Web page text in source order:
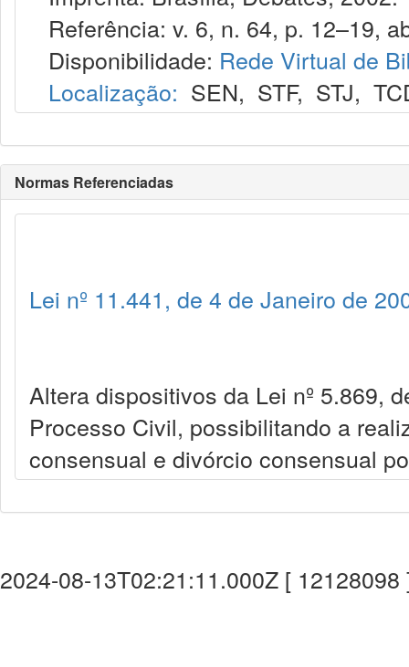
Referência: v. 6, n. 64, p. 12–19,
Disponibilidade: Rede Virtual de
Localização: SEN, STF, STJ,
Normas Referenciadas
Lei nº 11.441, de 4 de Janeiro de
Altera dispositivos da Lei nº 5.869,
Processo Civil, possibilitando a
consensual e divórcio consensual
2024-08-13T02:21:11.000Z [ 12128098